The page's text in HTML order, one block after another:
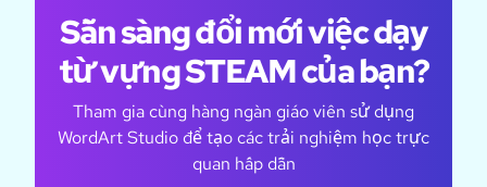
Sẵn sàng đổi mới việc dạy
từ vựng STEAM của bạn?
Tham gia cùng hàng ngàn giáo viên sử dụng
WordArt Studio để tạo các trải nghiệm học trực
quan hấp dẫn